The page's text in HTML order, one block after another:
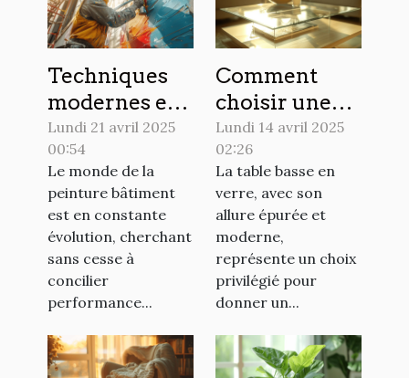
Techniques
modernes et
durables pour
la peinture en
bâtiment
Lundi 21 avril 2025
00:54
Le monde de la
peinture bâtiment
est en constante
évolution, cherchant
sans cesse à
concilier
performance...
Comment
choisir une
table basse en
verre pour
moderniser
votre salon
Lundi 14 avril 2025
02:26
La table basse en
verre, avec son
allure épurée et
moderne,
représente un choix
privilégié pour
donner un...